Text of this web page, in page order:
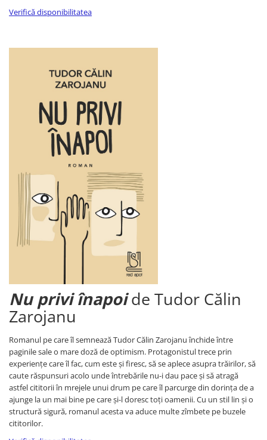
Verifică disponibilitatea
Nu privi înapoide Tudor Călin
Zarojanu
Romanul pe care îl semnează Tudor Călin Zarojanu închide între
paginile sale o mare doză de optimism. Protagonistul trece prin
experiențe care îl fac, cum este și firesc, să se aplece asupra trăirilor, să
caute răspunsuri acolo unde întrebările nu-i dau pace și să atragă
astfel cititorii în mrejele unui drum pe care îl parcurge din dorința de a
ajunge la un mai bine pe care și-l doresc toți oamenii. Cu un stil lin și o
structură sigură, romanul acesta va aduce multe zîmbete pe buzele
cititorilor.